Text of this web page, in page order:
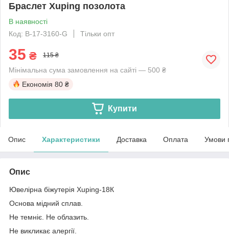
Браслет Xuping позолота
В наявності
Код: B-17-3160-G
Тільки опт
35 ₴ 115 ₴
Мінімальна сума замовлення на сайті — 500 ₴
Економія 80 ₴
Купити
Опис Характеристики Доставка Оплата Умови
Опис
Ювелірна біжутерія Xuping-18К
Основа мідний сплав.
Не темніє. Не облазить.
Не викликає алергії.